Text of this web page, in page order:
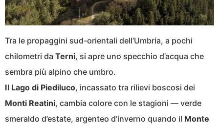
Tra le propaggini sud-orientali dell’Umbria, a pochi
chilometri da Terni, si apre uno specchio d’acqua che
sembra più alpino che umbro.
Il Lago di Piediluco, incassato tra rilievi boscosi dei
Monti Reatini, cambia colore con le stagioni — verde
smeraldo d’estate, argenteo d’inverno quando il Monte